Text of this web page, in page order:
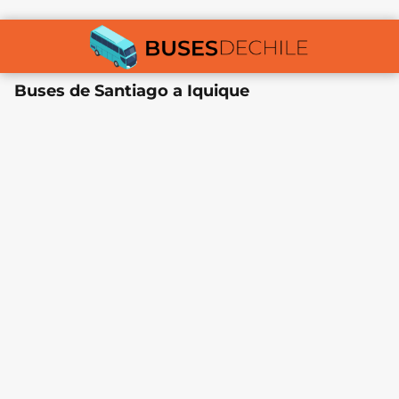
Buses de Santiago a Iquique